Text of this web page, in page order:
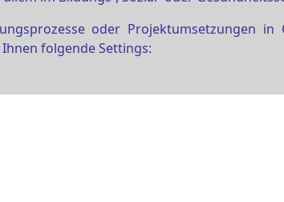
oder Projektumsetzungen
folgende Settings: